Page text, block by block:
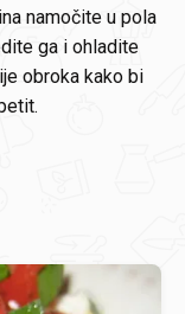
namočite u pola
ga i ohladite
obroka kako bi